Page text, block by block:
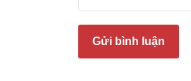
Gửi bình luận